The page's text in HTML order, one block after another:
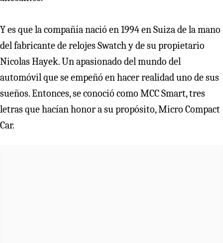
Y es que la compañía nació en 1994 en Suiza de la mano
del fabricante de relojes Swatch y de su propietario
Nicolas Hayek. Un apasionado del mundo del
automóvil que se empeñó en hacer realidad uno de sus
sueños. Entonces, se conoció como MCC Smart, tres
letras que hacían honor a su propósito, Micro Compact
Car.